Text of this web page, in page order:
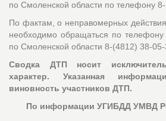
по Смоленской области по телефону
По фактам, о неправомерных
необходимо обращаться по
по Смоленской области 8-(4812) 38-05-
Сводка ДТП носит
характер. Указанная
виновность участников ДТП.
По информации УГИБДД УМВД